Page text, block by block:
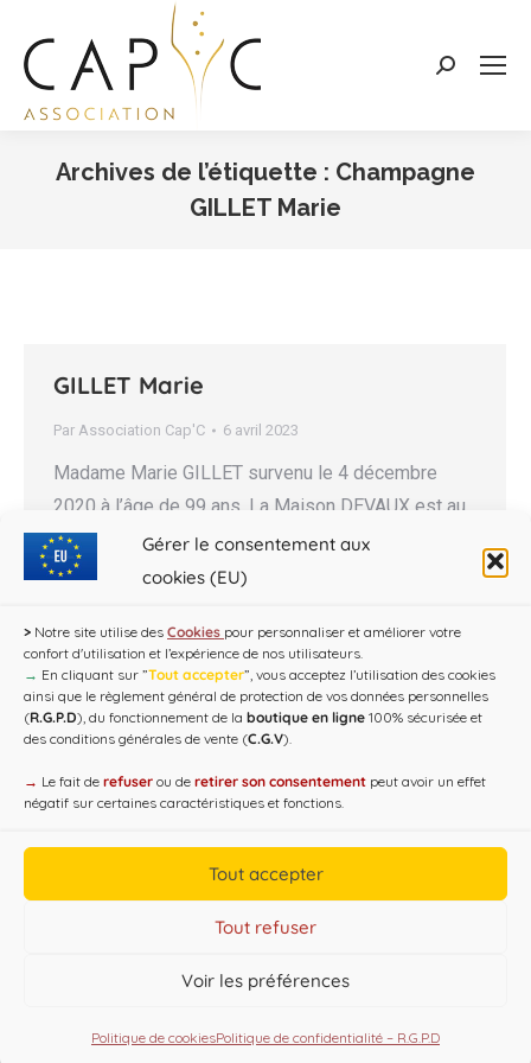
Gérer le consentement aux
cookies (EU)
> Notre site utilise des Cookies pour personnaliser et améliorer votre
confort d'utilisation et l’expérience de nos utilisateurs.
→ En cliquant sur ”Tout accepter”, vous acceptez l’utilisation des cookies
ainsi que le règlement général de protection de vos données personnelles
(R.G.P.D), du fonctionnement de la boutique en ligne 100% sécurisée et
des conditions générales de vente (C.G.V).
→ Le fait de refuser ou de retirer son consentement peut avoir un effet
négatif sur certaines caractéristiques et fonctions.
Tout accepter
Tout refuser
Voir les préférences
Politique de cookiesPolitique de confidentialité – R.G.P.D
Search:
Archives de l’étiquette : Champagne
GILLET Marie
GILLET Marie
Par Association Cap'C 6 avril 2023
Madame Marie GILLET survenu le 4 décembre
2020 à l’âge de 99 ans. La Maison DEVAUX est au
coeur d’une saga familiale qui débute avec les
frères Jules et Auguste Devaux peu avant le milieu
Copyright CAP'C 2019
Designed byWEB3-DESIGN